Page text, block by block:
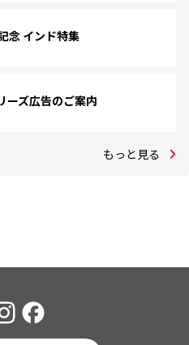
念 インド特集
ーズ広告のご案内
もっと見る